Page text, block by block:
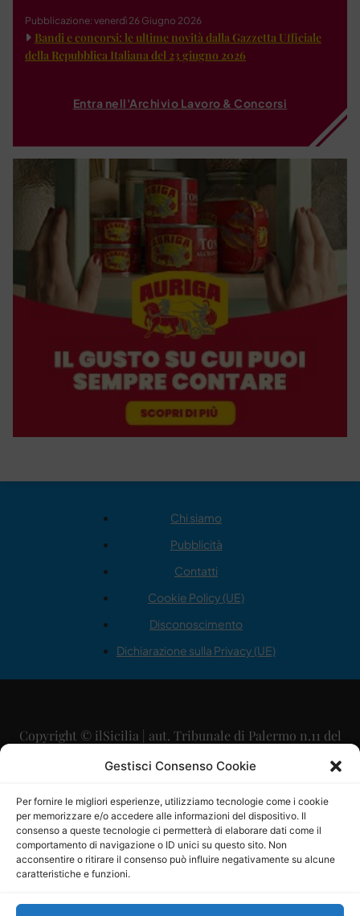
Gestisci Consenso Cookie
Per fornire le migliori esperienze, utilizziamo tecnologie come i cookie
per memorizzare e/o accedere alle informazioni del dispositivo. Il
consenso a queste tecnologie ci permetterà di elaborare dati come il
comportamento di navigazione o ID unici su questo sito. Non
acconsentire o ritirare il consenso può influire negativamente su alcune
caratteristiche e funzioni.
Pubblicazione: venerdì 26 Giugno 2026
Bandi e concorsi: le ultime novità dalla Gazzetta Ufficiale
della Repubblica Italiana del 23 giugno 2026
Entra nell'Archivio Lavoro & Concorsi
Chi siamo
Pubblicità
Contatti
Cookie Policy (UE)
Disconoscimento
Dichiarazione sulla Privacy (UE)
Copyright © ilSicilia | aut. Tribunale di Palermo n.11 del
29/09/2015
Direttore Editoriale: Maurizio Scaglione
Direttore Responsabile: Maria Calabrese